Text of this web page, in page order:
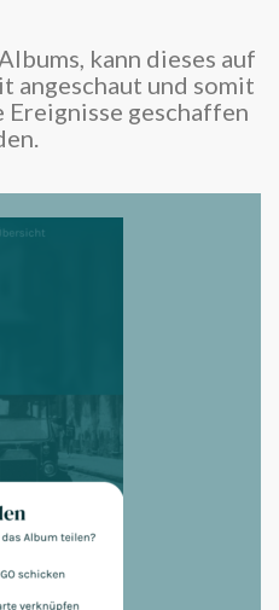
kann dieses auf
angeschaut und somit
Ereignisse geschaffen